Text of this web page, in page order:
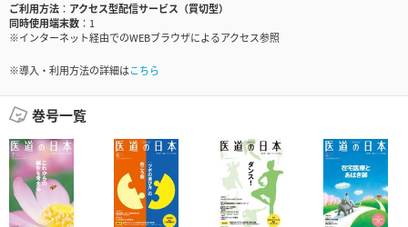
ご利用方法
アクセス型配信サービス（買切型）
同時使用端末数
1
※インターネット経由でのWEBブラウザによるアクセス参照
※導入・利用方法の詳細はこちら
巻号一覧